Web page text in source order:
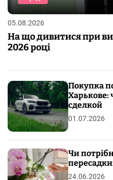
05.08.2026
На що дивитися при
2026 році
Покупка
Харькове:
сделкой
01.07.2026
Чи
24.06.2026